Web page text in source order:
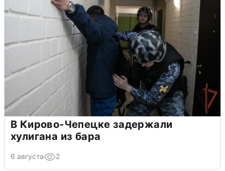
В Кирово-Чепецке задержали
хулигана из бара
6 августа 2